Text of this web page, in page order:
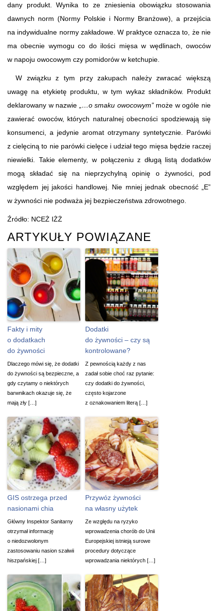
dany produkt. Wynika to ze zniesienia obowiązku stosowania
dawnych norm (Normy Polskie i Normy Branżowe), a przejścia
na indywidualne normy zakładowe. W praktyce oznacza to, że nie
ma obecnie wymogu co do ilości mięsa w wędlinach, owoców
w napoju owocowym czy pomidorów w ketchupie.
W związku z tym przy zakupach należy zwracać większą
uwagę na etykietę produktu, w tym wykaz składników. Produkt
deklarowany w nazwie
„…o smaku owocowym”może w ogóle nie
zawierać owoców, których naturalnej obecności spodziewają się
konsumenci, a jedynie aromat otrzymany syntetycznie. Parówki
z cielęciną to nie parówki cielęce i udział tego mięsa będzie raczej
niewielki. Takie elementy, w połączeniu z długą listą dodatków
mogą składać się na nieprzychylną opinię o żywności, pod
względem jej jakości handlowej. Nie mniej jednak obecność „E”
w żywności nie podważa jej bezpieczeństwa zdrowotnego.
Źródło: NCEŻ IŻŻ
ARTYKUŁY POWIĄZANE
Fakty i mity
o dodatkach
do żywności
Dlaczego mówi się, że dodatki
do żywności są bezpieczne, a
gdy czytamy o niektórych
barwnikach okazuje się, że
mają zły […]
Dodatki
do żywności – czy są
kontrolowane?
Z pewnością każdy z nas
zadał sobie choć raz pytanie:
czy dodatki do żywności,
często kojarzone
z oznakowaniem literą […]
GIS ostrzega przed
nasionami chia
Główny Inspektor Sanitarny
otrzymał informację
o niedozwolonym
zastosowaniu nasion szałwii
hiszpańskiej […]
Przywóz żywności
na własny użytek
Ze względu na ryzyko
wprowadzenia chorób do Unii
Europejskiej istnieją surowe
procedury dotyczące
wprowadzania niektórych […]